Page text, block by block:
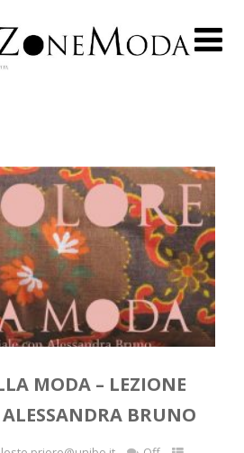
MODA – LEZIONE
BRUNO